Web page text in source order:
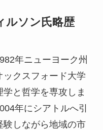
ルソン氏略歴
年ニューヨーク州
クスフォード大学
と哲学を専攻しま
年にシアトルへ引
験しながら地域の市